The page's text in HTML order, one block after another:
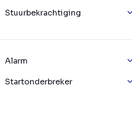
Stuurbekrachtiging
Alarm
Startonderbreker